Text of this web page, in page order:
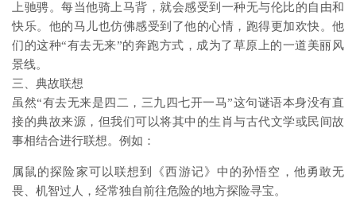
上驰骋。每当他骑上马背，就会感受到一种无与伦比的自由和
快乐。他的马儿也仿佛感受到了他的心情，跑得更加欢快。他
们的这种“有去无来”的奔跑方式，成为了草原上的一道美丽风
景线。
三、典故联想
虽然“有去无来是四二，三九四七开一马”这句谜语本身没有直
接的典故来源，但我们可以将其中的生肖与古代文学或民间故
事相结合进行联想。例如：
属鼠的探险家可以联想到《西游记》中的孙悟空，他勇敢无
畏、机智过人，经常独自前往危险的地方探险寻宝。